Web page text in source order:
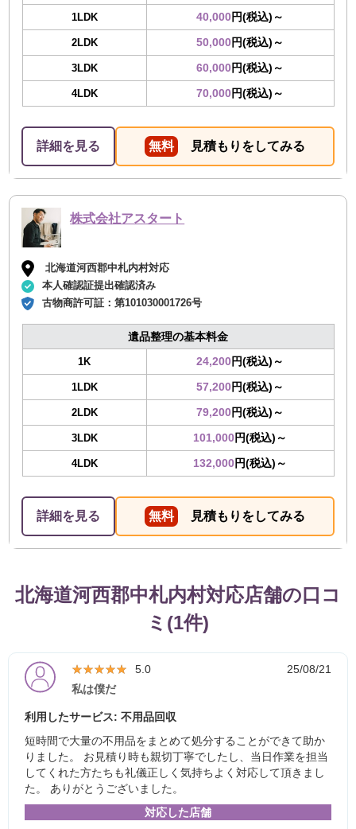
1LDK 40,000円(税込)～
2LDK 50,000円(税込)～
3LDK 60,000円(税込)～
4LDK 70,000円(税込)～
詳細を見る 無料 見積もりをしてみる
株式会社アスタート
北海道河西郡中札内村対応
本人確認証提出確認済み
古物商許可証：第101030001726号
遺品整理の基本料金
1K 24,200円(税込)～
1LDK 57,200円(税込)～
2LDK 79,200円(税込)～
3LDK 101,000円(税込)～
4LDK 132,000円(税込)～
詳細を見る 無料 見積もりをしてみる
北海道河西郡中札内村対応店舗の口コ
ミ(1件)
★★★★★
★★★★★ 5.0
25/08/21
私は僕だ
利用したサービス: 不用品回収
短時間で大量の不用品をまとめて処分することができて助か
りました。 お見積り時も親切丁寧でしたし、当日作業を担当
してくれた方たちも礼儀正しく気持ちよく対応して頂きまし
た。 ありがとうございました。
対応した店舗